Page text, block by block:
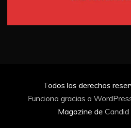
Todos los derechos
Funciona gracias a
Magazine de